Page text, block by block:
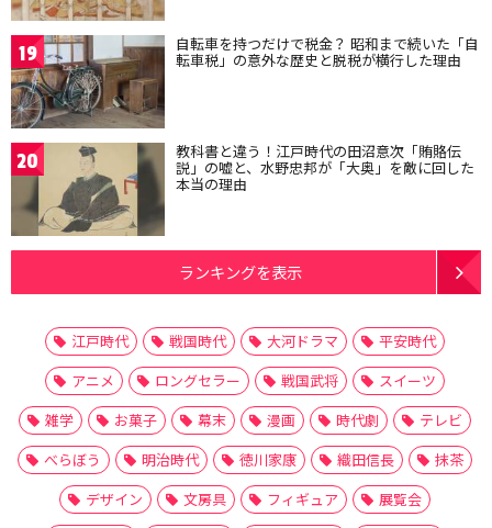
19 自転車を持つだけで税金？ 昭和まで続いた「自
転車税」の意外な歴史と脱税が横行した理由
20 教科書と違う！江戸時代の田沼意次「賄賂伝
説」の嘘と、水野忠邦が「大奥」を敵に回した
本当の理由
ランキングを表示
江戸時代 戦国時代 大河ドラマ
平安時代
アニメ
ロングセラー 戦国武将
スイーツ
雑学
お菓子 幕末 漫画 時代劇
テレビ
べらぼう
明治時代 徳川家康 織田信長
抹茶
デザイン
文房具 フィギュア
展覧会